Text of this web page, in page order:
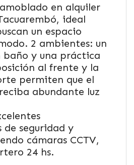
en alquiler
ideal
un espacio
2 ambientes: un
y una práctica
al frente y la
permiten que el
abundante luz
seguridad y
cámaras CCTV,
24 hs.